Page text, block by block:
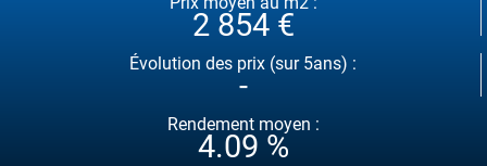
2 854 €
Évolution des prix (sur 5ans) :
-
Rendement moyen :
4.09 %